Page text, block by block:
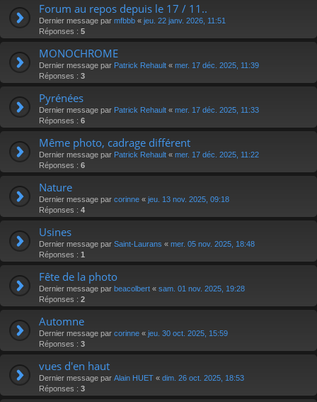
Forum au repos depuis le 17 / 11..
Dernier message par mfbbb « jeu. 22 janv. 2026, 11:51
Réponses : 5
MONOCHROME
Dernier message par Patrick Rehault « mer. 17 déc. 2025, 11:39
Réponses : 3
Pyrénées
Dernier message par Patrick Rehault « mer. 17 déc. 2025, 11:33
Réponses : 6
Même photo, cadrage différent
Dernier message par Patrick Rehault « mer. 17 déc. 2025, 11:22
Réponses : 6
Nature
Dernier message par corinne « jeu. 13 nov. 2025, 09:18
Réponses : 4
Usines
Dernier message par Saint-Laurans « mer. 05 nov. 2025, 18:48
Réponses : 1
Fête de la photo
Dernier message par beacolbert « sam. 01 nov. 2025, 19:28
Réponses : 2
Automne
Dernier message par corinne « jeu. 30 oct. 2025, 15:59
Réponses : 3
vues d'en haut
Dernier message par Alain HUET « dim. 26 oct. 2025, 18:53
Réponses : 3